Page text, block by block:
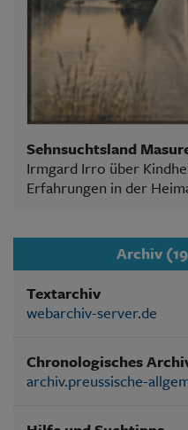
Sehnsuchtsland
Irmgard Irro über
Erfahrungen in der
Archiv
Textarchiv
webarchiv-server.de
Chronologisches
archiv.preussische-